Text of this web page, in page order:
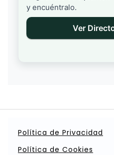
y encuéntralo.
Ver
Política de Privacidad
Política de Cookies